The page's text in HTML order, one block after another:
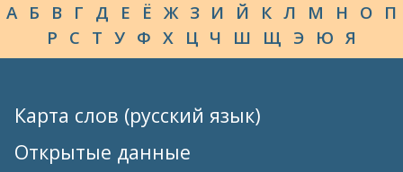
А Б В Г Д Е Ё Ж З И Й К Л М Н О П
Р С Т У Ф Х Ц Ч Ш Щ Э Ю Я
Карта слов (русский язык)
Открытые данные